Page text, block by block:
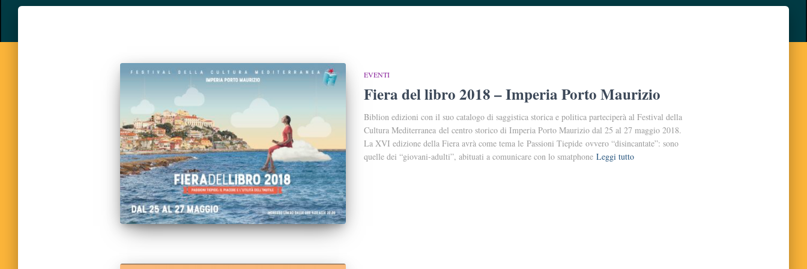
EVENTI
Fiera del libro 2018 – Imperia Porto Maurizio
Biblion edizioni con il suo catalogo di saggistica storica e politica parteciperà al Festival della
Cultura Mediterranea del centro storico di Imperia Porto Maurizio dal 25 al 27 maggio 2018.
La XVI edizione della Fiera avrà come tema le Passioni Tiepide ovvero “disincantate”: sono
quelle dei “giovani-adulti”, abituati a comunicare con lo smatphone Leggi tutto